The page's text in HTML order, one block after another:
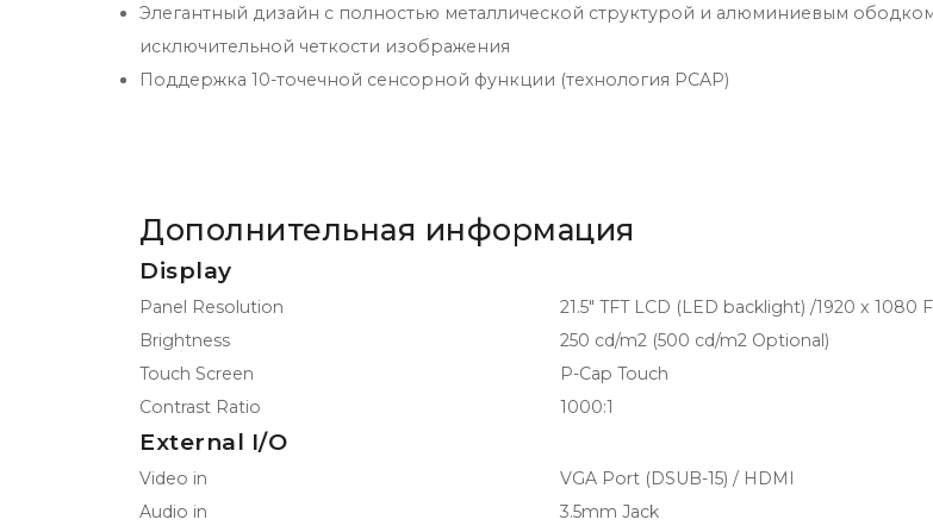
Элегантный дизайн с полностью металлической структурой и алюминиевым
исключительной четкости изображения
Поддержка 10-точечной сенсорной функции (технология PCAP)
Дополнительная информация
Display
Panel Resolution
21.5" TFT LCD (LED backlight) /1920 x 1080
Brightness
250 cd/m2 (500 cd/m2 Optional)
Touch Screen
P-Cap Touch
Contrast Ratio
1000:1
External I/O
Video in
VGA Port (DSUB-15) / HDMI
Audio in
3.5mm Jack